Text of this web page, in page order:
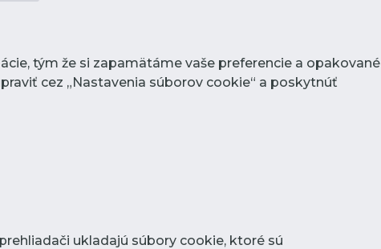
tým že si zapamätáme vaše preferencie a opakované
cez „Nastavenia súborov cookie“ a poskytnúť
ukladajú súbory cookie, ktoré sú